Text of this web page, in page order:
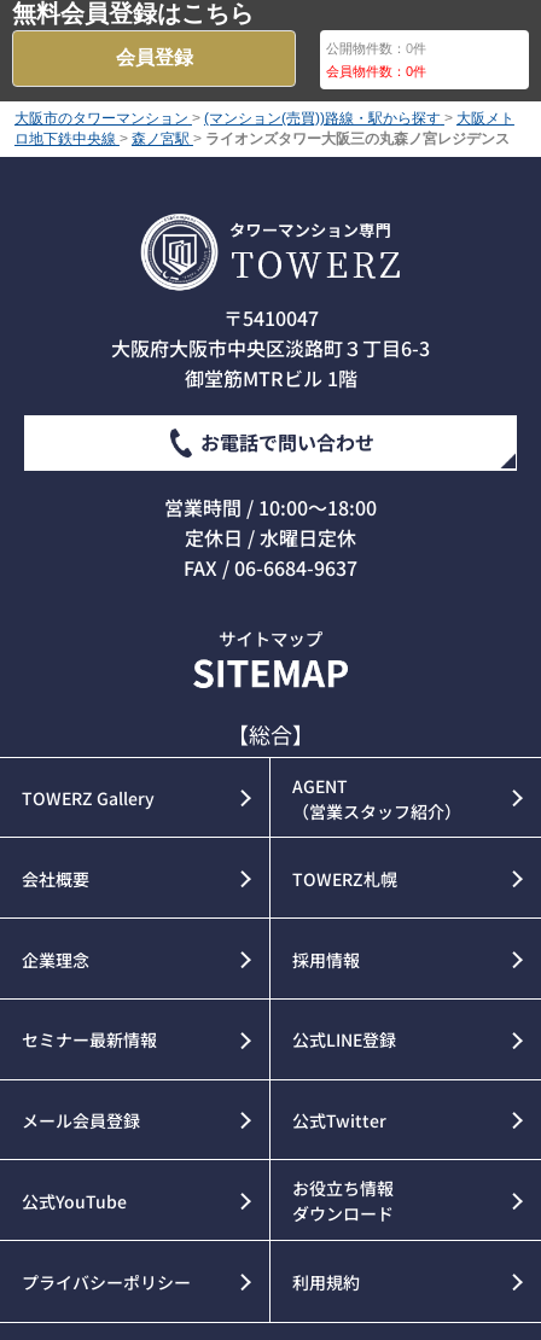
無料会員登録はこちら
会員登録 公開物件数：0件
会員物件数：0件
大阪市のタワーマンション > (マンション(売買))路線・駅から探す > 大阪メト
ロ地下鉄中央線 > 森ノ宮駅 > ライオンズタワー大阪三の丸森ノ宮レジデンス
〒5410047
大阪府大阪市中央区淡路町３丁目6-3
御堂筋MTRビル 1階
お電話で問い合わせ
営業時間 / 10:00～18:00
定休日 / 水曜日定休
FAX / 06-6684-9637
【総合】
TOWERZ Gallery
AGENT
（営業スタッフ紹介）
会社概要 TOWERZ札幌
企業理念 採用情報
セミナー最新情報 公式LINE登録
メール会員登録 公式Twitter
公式YouTube
お役立ち情報
ダウンロード
プライバシーポリシー 利用規約